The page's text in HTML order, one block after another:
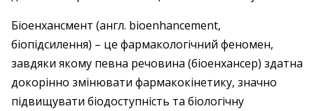
Біоенхансмент (англ. bioenhancement,
біопідсилення) – це фармакологічний феномен,
завдяки якому певна речовина (біоенхансер) здатна
докорінно змінювати фармакокінетику, значно
підвищувати біодоступність та біологічну